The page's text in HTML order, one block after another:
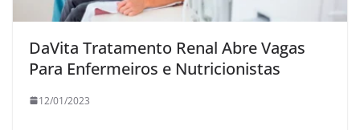
DaVita Tratamento Renal Abre Vagas
Para Enfermeiros e Nutricionistas
12/01/2023